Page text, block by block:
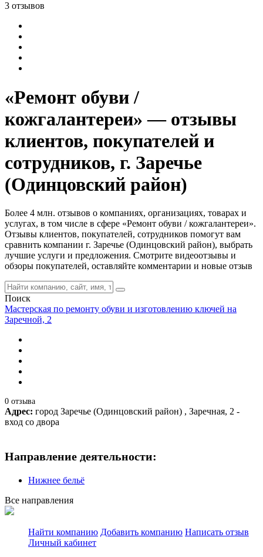
3 отзывов
«Ремонт обуви /
кожгалантереи» — отзывы
клиентов, покупателей и
сотрудников, г. Заречье
(Одинцовский район)
Более 4 млн. отзывов о компаниях, организациях, товарах и
услугах, в том числе в сфере «Ремонт обуви / кожгалантереи».
Отзывы клиентов, покупателей, сотрудников помогут вам
сравнить компании г. Заречье (Одинцовский район), выбрать
лучшие услуги и предложения. Смотрите видеоотзывы и
обзоры покупателей, оставляйте комментарии и новые отзыв
Поиск
Мастерская по ремонту обуви и изготовлению ключей на
Заречной, 2
0 отзыва
Адрес: город Заречье (Одинцовский район) , Заречная, 2 -
вход со двора
Направление деятельности:
Нижнее бельё
Все направления
Найти компанию Добавить компанию Написать отзыв
Личный кабинет